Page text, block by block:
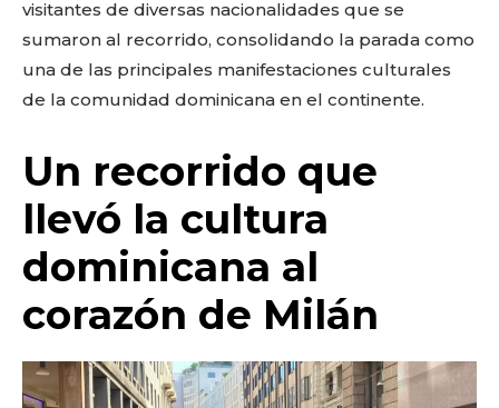
visitantes de diversas nacionalidades que se
sumaron al recorrido, consolidando la parada como
una de las principales manifestaciones culturales
de la comunidad dominicana en el continente.
Un recorrido que
llevó la cultura
dominicana al
corazón de Milán